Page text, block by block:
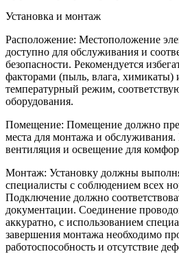
Установка и монтаж
Расположение: Местоположение
доступно для обслуживания и
безопасности. Рекомендуется
факторами (пыль, влага, химикаты)
температурный режим,
оборудования.
Помещение: Помещение должно
места для монтажа и
вентиляция и освещение для
Монтаж: Установку должны
специалисты с соблюдением всех
Подключение должно
документации. Соединение
аккуратно, с использованием
завершения монтажа необходимо
работоспособность и отсутствие